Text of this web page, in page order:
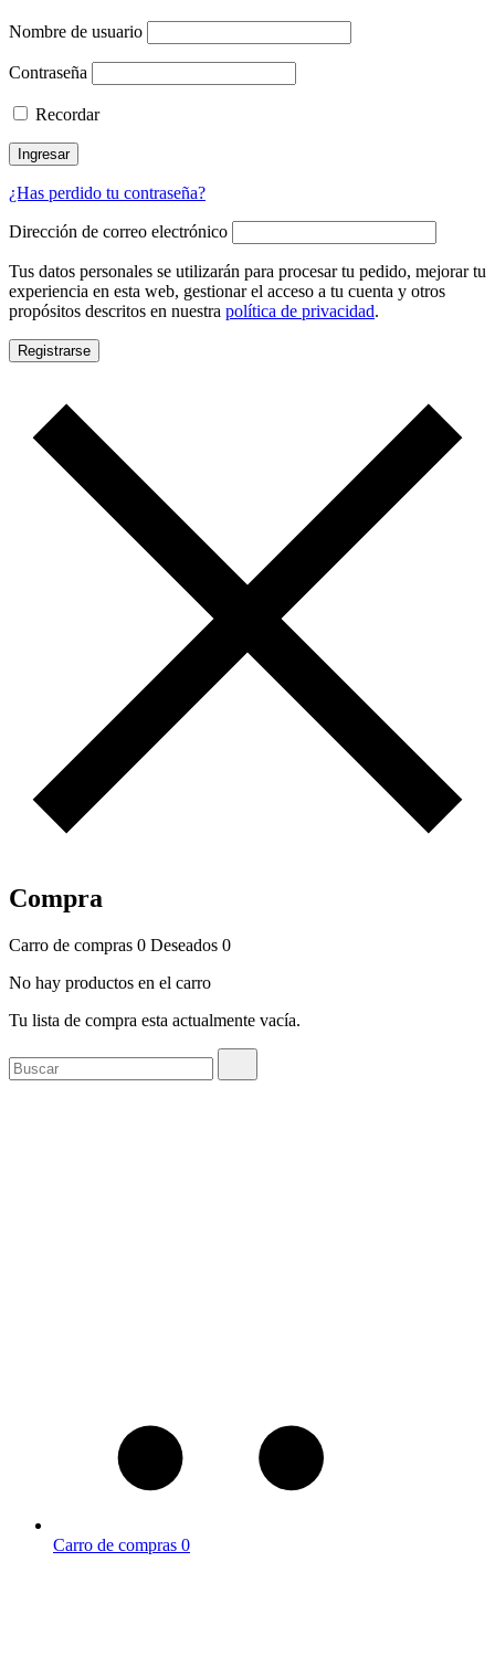
Nombre de usuario
Contraseña
Recordar
Ingresar
¿Has perdido tu contraseña?
Dirección de correo electrónico
Tus datos personales se utilizarán para procesar tu pedido, mejorar tu
experiencia en esta web, gestionar el acceso a tu cuenta y otros
propósitos descritos en nuestra política de privacidad.
Registrarse
Compra
Carro de compras 0 Deseados 0
No hay productos en el carro
Tu lista de compra esta actualmente vacía.
Buscar
por
Carro de compras 0